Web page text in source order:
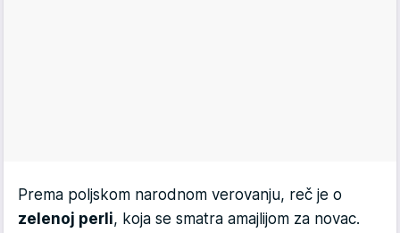
Prema poljskom narodnom verovanju, reč je o
zelenoj perli, koja se smatra amajlijom za novac.